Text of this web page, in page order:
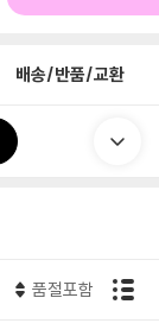
배송/반품/교환
품절포함